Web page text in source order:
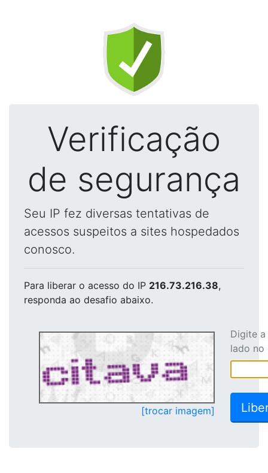
Verificação
de segurança
Seu IP fez diversas tentativas de
acessos suspeitos a sites hospedados
conosco.
Para liberar o acesso do IP 216.73.216.38,
responda ao desafio abaixo.
[trocar imagem]
Digite
lado no